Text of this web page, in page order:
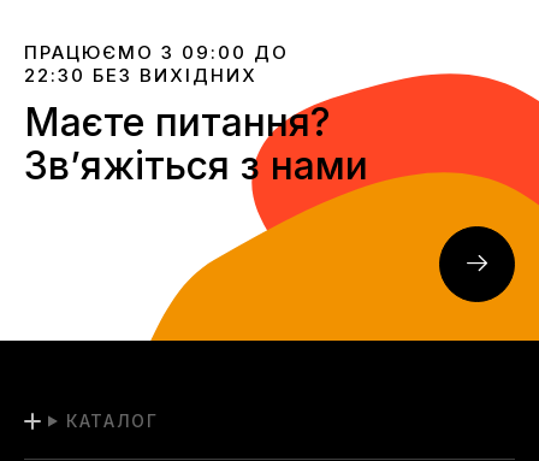
ПРАЦЮЄМО З 09:00 ДО
22:30 БЕЗ ВИХІДНИХ
Маєте питання?
Звʼяжіться з нами
КАТАЛОГ